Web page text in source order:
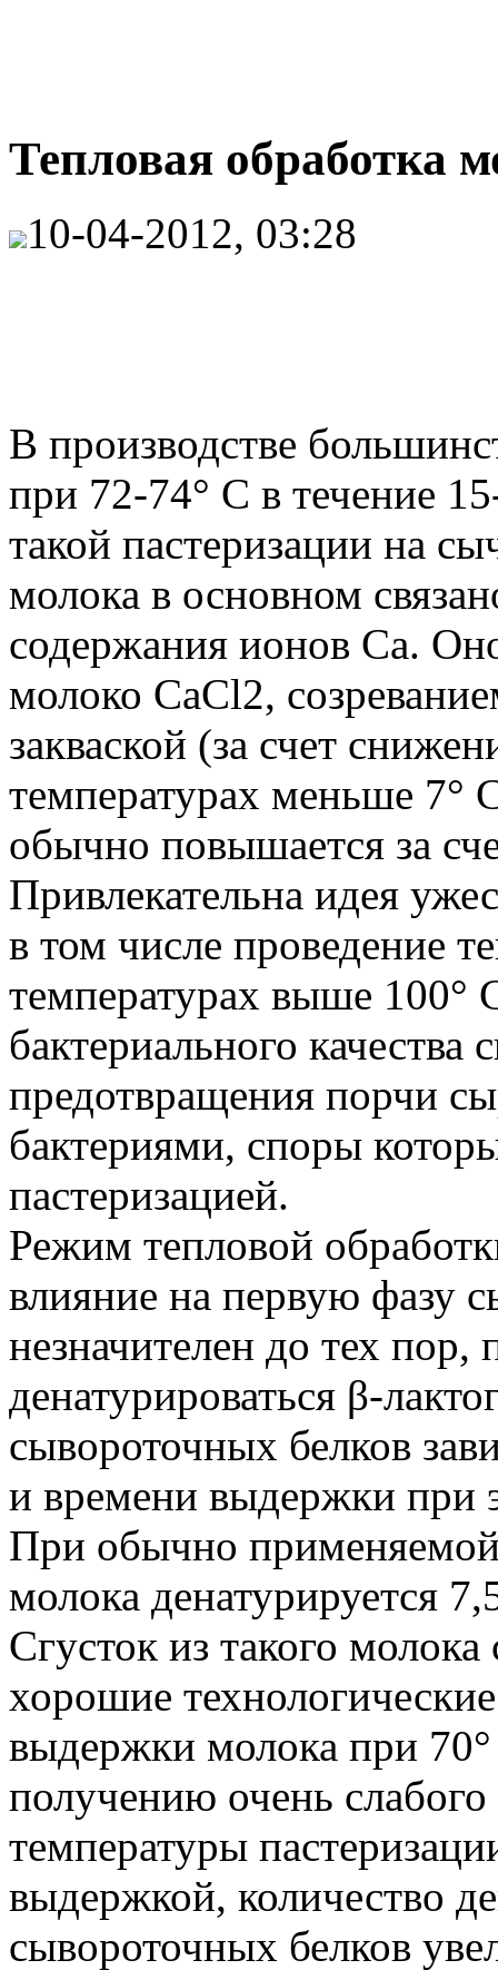
Тепловая обработка
10-04-2012, 03:28
В производстве
при 72-74° С в течение
такой пастеризации на
молока в основном
содержания ионов Ca.
молоко CaCl2,
закваской (за счет
температурах меньше 7°
обычно повышается за
Привлекательна идея
в том числе проведение
температурах выше
бактериального качества
предотвращения порчи
бактериями, споры
пастеризацией.
Режим тепловой
влияние на первую фазу
незначителен до тех пор,
денатурироваться β-
сывороточных белков
и времени выдержки при
При обычно
молока денатурируется
Сгусток из такого
хорошие
выдержки молока при
получению очень
температуры
выдержкой, количество
сывороточных белков